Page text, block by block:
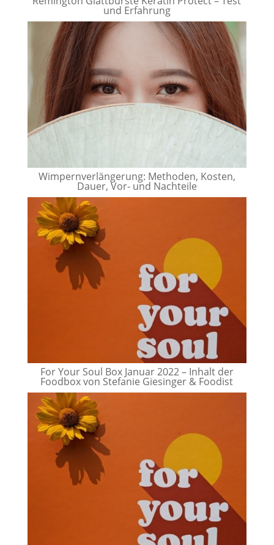
und Erfahrung
Wimpernverlängerung: Methoden, Kosten,
Dauer, Vor- und Nachteile
For Your Soul Box Januar 2022 – Inhalt der
Foodbox von Stefanie Giesinger & Foodist